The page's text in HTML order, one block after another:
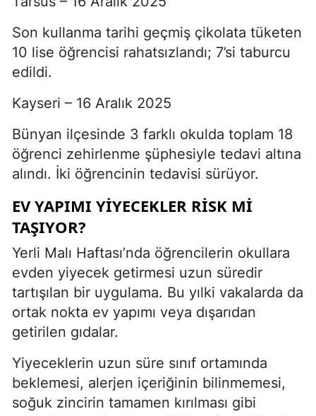
Son kullanma tarihi geçmiş çikolata tüketen
10 lise öğrencisi rahatsızlandı; 7’si taburcu
edildi.
Kayseri – 16 Aralık 2025
Bünyan ilçesinde 3 farklı okulda toplam 18
öğrenci zehirlenme şüphesiyle tedavi altına
alındı. İki öğrencinin tedavisi sürüyor.
EV YAPIMI YIYECEKLER RISK MI
TAŞIYOR?
Yerli Malı Haftası’nda öğrencilerin okullara
evden yiyecek getirmesi uzun süredir
tartışılan bir uygulama. Bu yılki vakalarda da
ortak nokta ev yapımı veya dışarıdan
getirilen gıdalar.
Yiyeceklerin uzun süre sınıf ortamında
beklemesi, alerjen içeriğinin bilinmemesi,
soğuk zincirin tamamen kırılması gibi